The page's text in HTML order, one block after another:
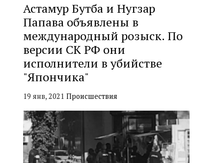
Астамур Бутба и Нугзар
Папава объявлены в
международный розыск. По
версии СК РФ они
исполнители в убийстве
"Япончика"
19 янв, 2021 Происшествия